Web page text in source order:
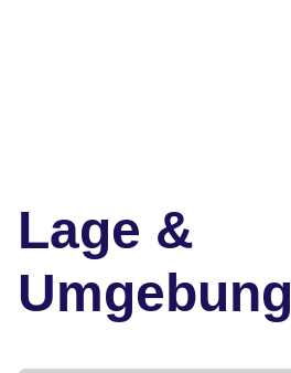
Lage &
Umgebung